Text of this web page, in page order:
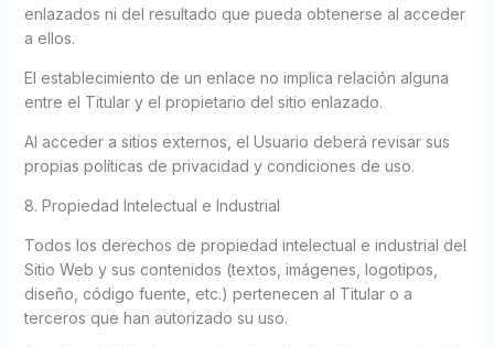
enlazados ni del resultado que pueda obtenerse al acceder
a ellos.
El establecimiento de un enlace no implica relación alguna
entre el Titular y el propietario del sitio enlazado.
Al acceder a sitios externos, el Usuario deberá revisar sus
propias políticas de privacidad y condiciones de uso.
8. Propiedad Intelectual e Industrial
Todos los derechos de propiedad intelectual e industrial del
Sitio Web y sus contenidos (textos, imágenes, logotipos,
diseño, código fuente, etc.) pertenecen al Titular o a
terceros que han autorizado su uso.